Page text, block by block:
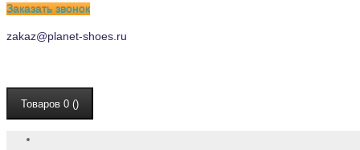
Заказать звонок
zakaz@planet-shoes.ru
Товаров 0 ()